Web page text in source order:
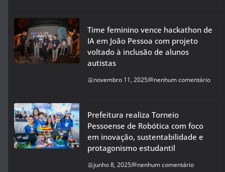
Time feminino vence hackathon de
IA em João Pessoa com projeto
voltado à inclusão de alunos
autistas
novembro 11, 2025 nenhum comentário
Prefeitura realiza Torneio
Pessoense de Robótica com foco
em inovação, sustentabilidade e
protagonismo estudantil
junho 8, 2025 nenhum comentário